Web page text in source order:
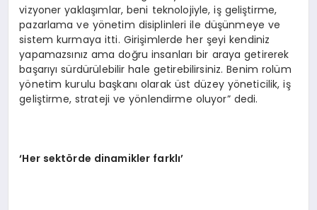
vizyoner yaklaşımlar, beni teknolojiyle, iş geliştirme,
pazarlama ve yönetim disiplinleri ile düşünmeye ve
sistem kurmaya itti. Girişimlerde her şeyi kendiniz
yapamazsınız ama doğru insanları bir araya getirerek
başarıyı sürdürülebilir hale getirebilirsiniz. Benim rolüm
yönetim kurulu başkanı olarak üst düzey yöneticilik, iş
geliştirme, strateji ve yönlendirme oluyor” dedi.
‘Her sektörde dinamikler farklı’